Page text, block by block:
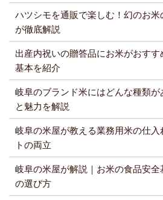
ハツシモを通販で楽しむ！幻のお米
が徹底解説
出産内祝いの贈答品にお米がおす
基本を紹介
岐阜のブランド米にはどんな種類
と魅力を解説
岐阜の米屋が教える業務用米の仕入
トの両立
岐阜の米屋が解説｜お米の食品安
の選び方